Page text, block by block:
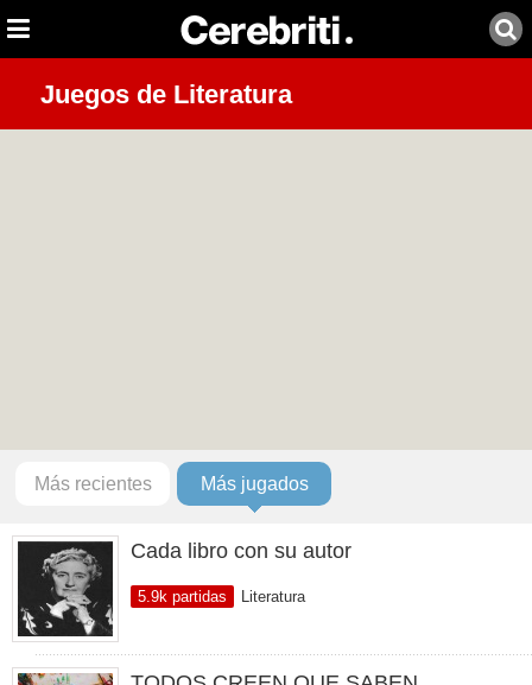
Juegos de Literatura
Más recientes Más jugados
Cada libro con su autor
5.9k partidas Literatura